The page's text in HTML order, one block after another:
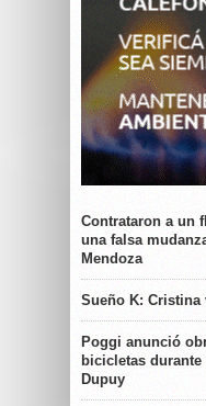
Contrataron a un
una falsa
Mendoza
Sueño K: Cristina
Poggi anunció
bicicletas
Dupuy